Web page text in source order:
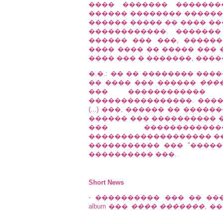
���� �������
������ ��������
������ ����� �� ����
������������.
������ ��� ���,
���� ���� �� ����� ���
���� ��� � �������,
�.�.: �� �� ��������
�� ���� ��� ������
��� ������������
����������������.
(...) ���, ������ ��
������ ��� ����������
���
�������������������
����������� ���
���������� ���.
Short News
- ���������� ��� ��
album ��� ���� �������,